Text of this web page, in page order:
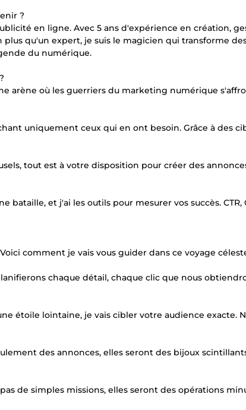
?
en ligne. Avec 5 ans d'expérience en création,
qu'un expert, je suis le magicien qui transforme
du numérique.
arène où les guerriers du marketing numérique
uniquement ceux qui en ont besoin. Grâce à des
tout est à votre disposition pour créer des
et j'ai les outils pour mesurer vos succès. CTR,
comment je vais vous guider dans ce voyage
chaque détail, chaque clic que nous
étoile lointaine, je vais cibler votre audience exacte.
des annonces, elles seront des bijoux
de simples missions, elles seront des opérations